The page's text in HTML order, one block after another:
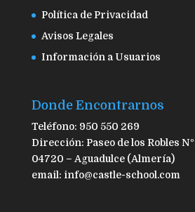
Política de Privacidad
Avisos Legales
Información a Usuarios
Donde Encontrarnos
Teléfono: 950 550 269
Dirección: Paseo de los Robles
04720 – Aguadulce (Almería)
email: info@castle-school.com